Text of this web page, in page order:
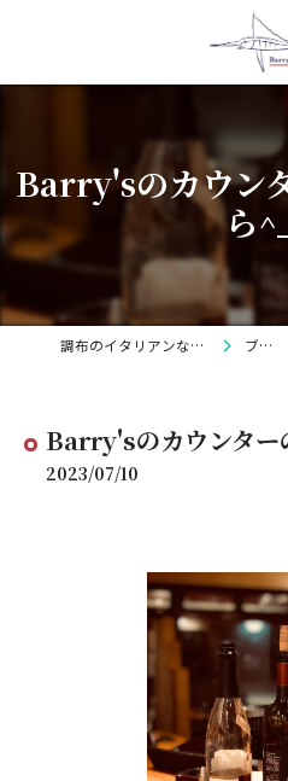
Barry'sのカウン
ら
調布のイタリアンならBarry's ブログ
Barry'sのカウンター
2023/07/10